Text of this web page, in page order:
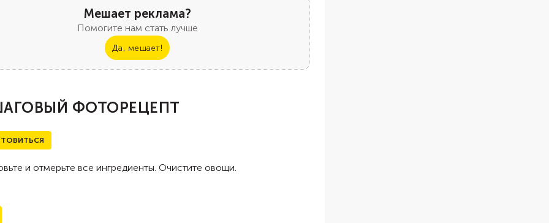
Мешает реклама?
Помогите нам стать лучше
Да, мешает!
ФОТОРЕЦЕПТ
и отмерьте все ингредиенты. Очистите овощи.